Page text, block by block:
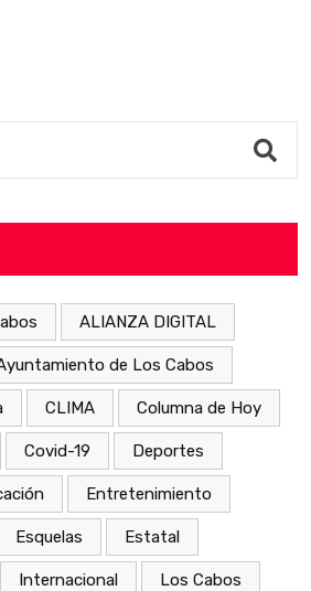
ALIANZA DIGITAL
de Los Cabos
CLIMA Columna de Hoy
Covid-19 Deportes
Entretenimiento
Esquelas Estatal
Internacional Los Cabos